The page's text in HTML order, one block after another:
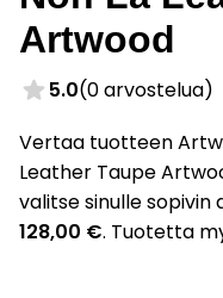
Artwood
5.0(0 arvostelua)
Vertaa tuotteen
Leather Taupe
valitse sinulle sopivin
128,00 €. Tuotetta